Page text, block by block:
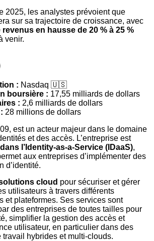
2025, les analystes prévoient que
sur sa trajectoire de croissance, avec
en hausse de 20 % à 25 %
venir.
: Nasdaq 🇺🇸
boursière : 17,55 milliards de dollars
: 2,6 milliards de dollars
28 millions de dollars
est un acteur majeur dans le domaine
et des accès. L’entreprise est
l’Identity-as-a-Service (IDaaS),
aux entreprises d’implémenter des
d’identité.
cloud pour sécuriser et gérer
utilisateurs à travers différents
et plateformes. Ses services sont
des entreprises de toutes tailles pour
simplifier la gestion des accès et
utilisateur, en particulier dans des
hybrides et multi-clouds.